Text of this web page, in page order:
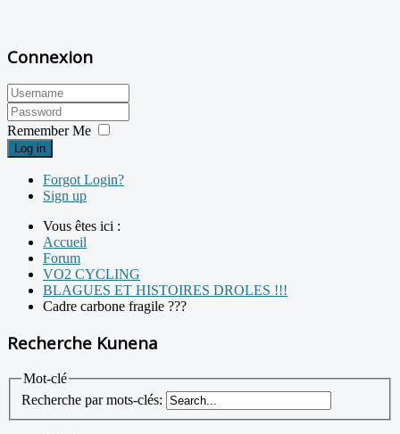
Connexion
Remember Me
Log in
Forgot Login?
Sign up
Vous êtes ici :
Accueil
Forum
VO2 CYCLING
BLAGUES ET HISTOIRES DROLES !!!
Cadre carbone fragile ???
Recherche Kunena
Mot-clé
Recherche par mots-clés: